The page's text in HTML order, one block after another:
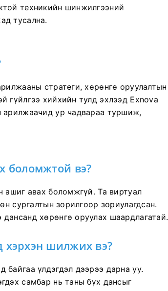
техникийн шинжилгээний
тусална.
стратеги, хөрөнгө оруулалтын
гүйлгээ хийхийн тулд эхлээд Exnova
арилжаачид ур чадвараа туршиж,
боломжтой вэ?
ашиг авах боломжгүй. Та виртуал
сургалтын зорилгоор зориулагдсан.
хөрөнгө оруулах шаардлагатай.
хэрхэн шилжих вэ?
үлдэгдэл дээрээ дарна уу.
самбар нь таны бүх дансыг